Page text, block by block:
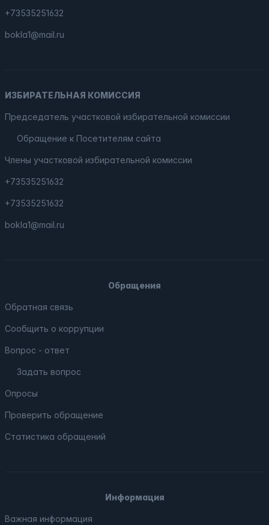
+73535251632
bokla1@mail.ru
ИЗБИРАТЕЛЬНАЯ КОМИССИЯ
Председатель участковой избирательной комиссии
Обращение к Посетителям сайта
Члены участковой избирательной комиссии
+73535251632
+73535251632
bokla1@mail.ru
Обращения
Обратная связь
Сообщить о коррупции
Вопрос - ответ
Задать вопрос
Опросы
Проверить обращение
Статистика обращений
Информация
Важная информация